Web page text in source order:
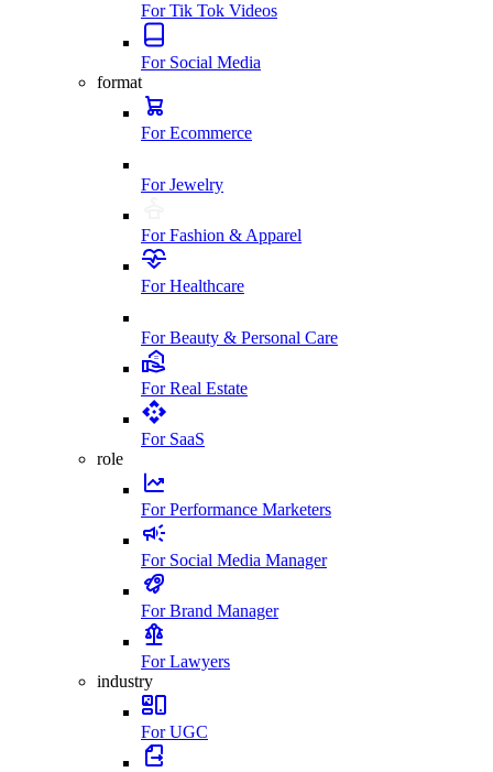
For Tik Tok Videos
For Social Media
format
For Ecommerce
For Jewelry
For Fashion & Apparel
For Healthcare
For Beauty & Personal Care
For Real Estate
For SaaS
role
For Performance Marketers
For Social Media Manager
For Brand Manager
For Lawyers
industry
For UGC